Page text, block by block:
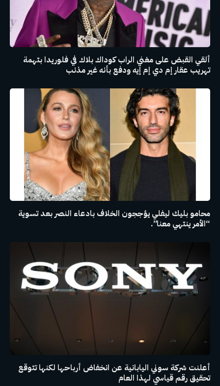
ألقي القبض على مغني الراب كوداك بلاك في فلوريدا بتهمة
تهريب عقار إم دي إم إيه ودفع بأنه غير مذنب
محامو بليك ليفلي يؤججون الخلاف بادعاء النصر بعد تسوية
“الأمر ينتهي معنا”.
أعلنت شركة سوني اليابانية عن انخفاض أرباحها لكنها تتوقع
تحقيق رقم قياسي لهذا العام